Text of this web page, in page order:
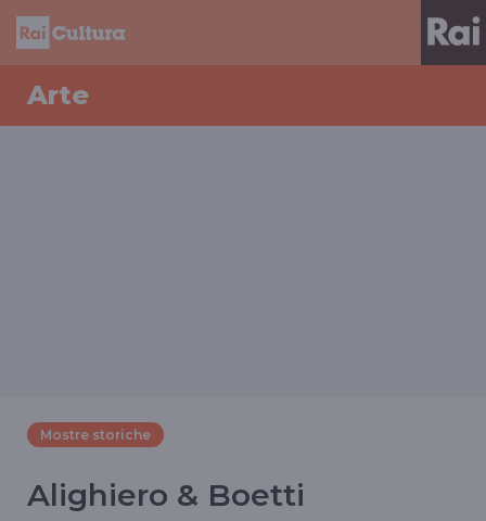
Arte
Mostre storiche
Alighiero & Boetti